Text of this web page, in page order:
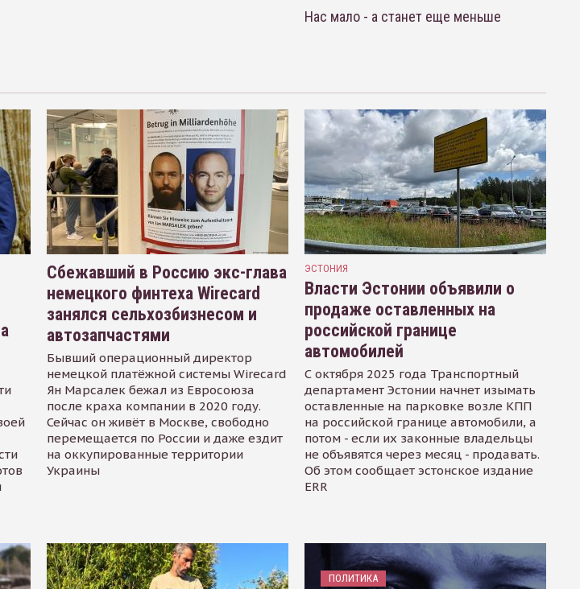
Нас мало - а станет еще меньше
Сбежавший в Россию экс-глава
немецкого финтеха Wirecard
занялся сельхозбизнесом и
автозапчастями
Бывший операционный директор
немецкой платёжной системы Wirecard
Ян Марсалек бежал из Евросоюза
после краха компании в 2020 году.
Сейчас он живёт в Москве, свободно
перемещается по России и даже ездит
на оккупированные территории
Украины
ЭСТОНИЯ
Власти Эстонии объявили о
продаже оставленных на
российской границе
автомобилей
С октября 2025 года Транспортный
департамент Эстонии начнет изымать
оставленные на парковке возле КПП
на российской границе автомобили, а
потом - если их законные владельцы
не объявятся через месяц - продавать.
Об этом сообщает эстонское издание
ERR
ПОЛИТИКА